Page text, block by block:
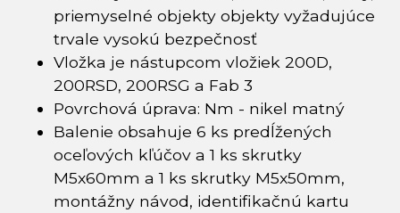
priemyselné objekty objekty vyžadujúce
trvale vysokú bezpečnosť
Vložka je nástupcom vložiek 200D,
200RSD, 200RSG a Fab 3
Povrchová úprava: Nm - nikel matný
Balenie obsahuje 6 ks predĺžených
oceľových kľúčov a 1 ks skrutky
M5x60mm a 1 ks skrutky M5x50mm,
montážny návod, identifikačnú kartu